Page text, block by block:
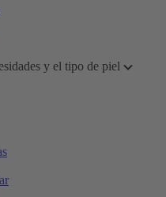
y el tipo de piel